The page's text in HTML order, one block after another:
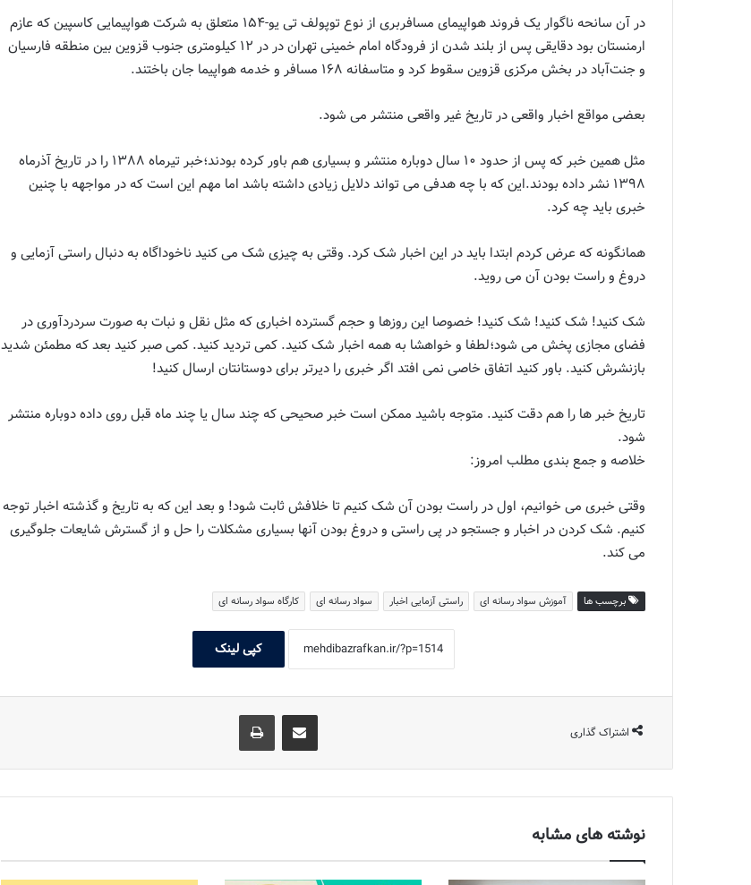
در آن سانحه ناگوار یک فروند هواپیمای مسافربری از نوع توپولف تی یو-۱۵۴ متعلق به شرکت هواپیمایی کاسپین که عازم
ارمنستان بود دقایقی پس از بلند شدن از فرودگاه امام خمینی تهران در در ۱۲ کیلومتری جنوب قزوین بین منطقه فارسیان
و جنت‌آباد در بخش مرکزی قزوین سقوط کرد و متاسفانه ۱۶۸ مسافر و خدمه هواپیما جان باختند.
بعضی مواقع اخبار واقعی در تاریخ غیر واقعی منتشر می شود.
مثل همین خبر که پس از حدود ۱۰ سال دوباره منتشر و بسیاری هم باور کرده بودند؛خبر تیرماه ۱۳۸۸ را در تاریخ آذرماه
۱۳۹۸ نشر داده بودند.این که با چه هدفی می تواند دلایل زیادی داشته باشد اما مهم این است که در مواجهه با چنین
خبری باید چه کرد.
همانگونه که عرض کردم ابتدا باید در این اخبار شک کرد. وقتی به چیزی شک می کنید ناخوداگاه به دنبال راستی آزمایی و
دروغ و راست بودن آن می روید.
شک کنید! شک کنید! شک کنید! خصوصا این روزها و حجم گسترده اخباری که مثل نقل و نبات به صورت سردردآوری در
فضای مجازی پخش می شود؛لطفا و خواهشا به همه اخبار شک کنید. کمی تردید کنید. کمی صبر کنید بعد که مطمئن شدید
بازنشرش کنید. باور کنید اتفاق خاصی نمی افتد اگر خبری را دیرتر برای دوستانتان ارسال کنید!
تاریخ خبر ها را هم دقت کنید. متوجه باشید ممکن است خبر صحیحی که چند سال یا چند ماه قبل روی داده دوباره منتشر
شود.
خلاصه و جمع بندی مطلب امروز:
وقتی خبری می خوانیم، اول در راست بودن آن شک کنیم تا خلافش ثابت شود! و بعد این که به تاریخ و گذشته اخبار توجه
کنیم. شک کردن در اخبار و جستجو در پی راستی و دروغ بودن آنها بسیاری مشکلات را حل و از گسترش شایعات جلوگیری
می کند.
برچسب ها آموزش سواد رسانه ای راستی آزمایی اخبار سواد رسانه ای کارگاه سواد رسانه ای
کپی لینک
اشتراک گذاری
اشتراک گذاری با ایمیل
نوشته های مشابه